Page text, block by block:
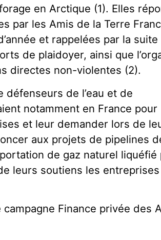
en Arctique (1). Elles
par les Amis de la Terre
et rappelées par la suite
de plaidoyer, ainsi que
directes non-violentes (2).
défenseurs de l’eau et de
notamment en France pour
et leur demander lors de
aux projets de pipelines
de gaz naturel liquéfié
leurs soutiens les entreprises
Finance privée des